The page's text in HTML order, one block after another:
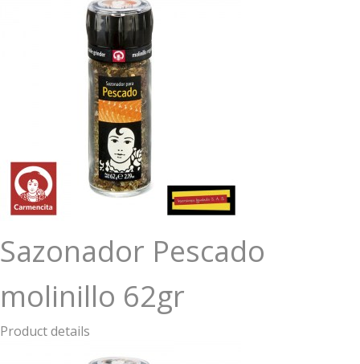
Sazonador Pescado
molinillo 62gr
Product details